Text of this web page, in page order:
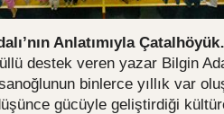
Anlatımıyla
destek veren yazar Bilgin
binlerce yıllık var
gücüyle geliştirdiği